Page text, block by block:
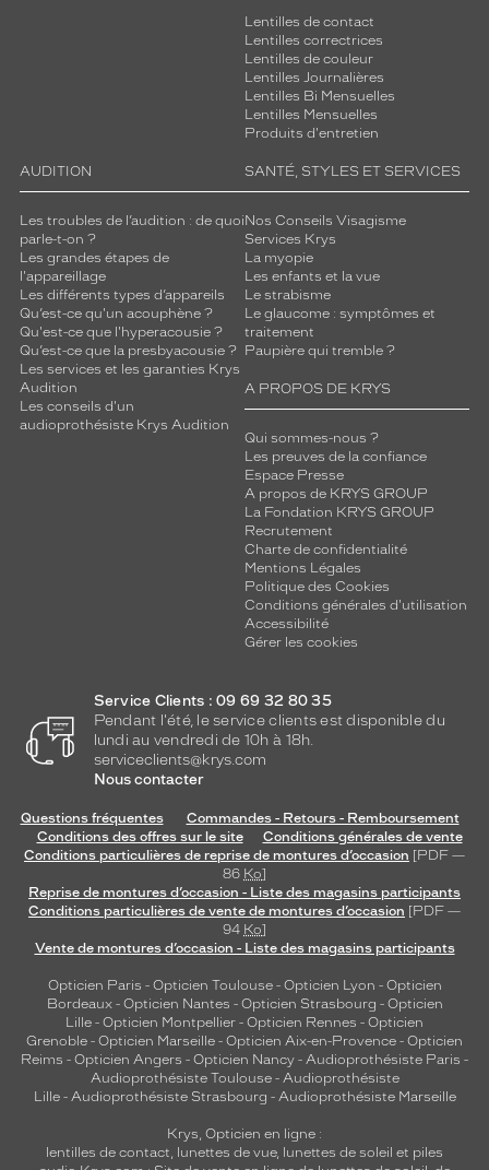
Lentilles de contact
Lentilles correctrices
Lentilles de couleur
Lentilles Journalières
Lentilles Bi Mensuelles
Lentilles Mensuelles
Produits d'entretien
AUDITION
Les troubles de l’audition : de quoi
parle-t-on ?
Les grandes étapes de
l'appareillage
Les différents types d’appareils
Qu’est-ce qu'un acouphène ?
Qu'est-ce que l'hyperacousie ?
Qu’est-ce que la presbyacousie ?
Les services et les garanties Krys
Audition
Les conseils d'un
audioprothésiste Krys Audition
SANTÉ, STYLES ET SERVICES
Nos Conseils Visagisme
Services Krys
La myopie
Les enfants et la vue
Le strabisme
Le glaucome : symptômes et
traitement
Paupière qui tremble ?
A PROPOS DE KRYS
Qui sommes-nous ?
Les preuves de la confiance
Espace Presse
A propos de KRYS GROUP
La Fondation KRYS GROUP
Recrutement
Charte de confidentialité
Mentions Légales
Politique des Cookies
Conditions générales d'utilisation
Accessibilité
Gérer les cookies
Service Clients : 09 69 32 80 35
Pendant l'été, le service clients est disponible du
lundi au vendredi de 10h à 18h.
serviceclients@krys.com
Nous contacter
Questions fréquentes
Commandes - Retours - Remboursement
Conditions des offres sur le site
Conditions générales de vente
Conditions particulières de reprise de montures d’occasion [PDF —
86 Ko]
Reprise de montures d’occasion - Liste des magasins participants
Conditions particulières de vente de montures d’occasion [PDF —
94 Ko]
Vente de montures d’occasion - Liste des magasins participants
Opticien Paris - Opticien Toulouse- Opticien Lyon - Opticien
Bordeaux- Opticien Nantes - Opticien Strasbourg - Opticien
Lille - Opticien Montpellier - Opticien Rennes - Opticien
Grenoble - Opticien Marseille - Opticien Aix-en-Provence - Opticien
Reims - Opticien Angers - Opticien Nancy - Audioprothésiste Paris -
Audioprothésiste Toulouse- Audioprothésiste
Lille- Audioprothésiste Strasbourg - Audioprothésiste Marseille
Krys, Opticien en ligne :
lentilles de contact, lunettes de vue, lunettes de soleil et piles